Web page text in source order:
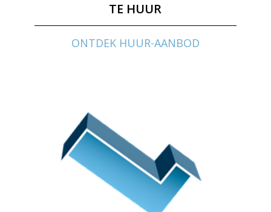
TE HUUR
ONTDEK HUUR-AANBOD